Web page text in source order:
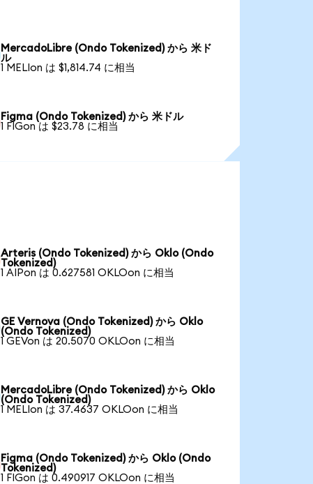
MercadoLibre (Ondo Tokenized) から 米ド
ル
1 MELIon は $1,814.74 に相当
Figma (Ondo Tokenized) から 米ドル
1 FIGon は $23.78 に相当
Arteris (Ondo Tokenized) から Oklo (Ondo
Tokenized)
1 AIPon は 0.627581 OKLOon に相当
GE Vernova (Ondo Tokenized) から Oklo
(Ondo Tokenized)
1 GEVon は 20.5070 OKLOon に相当
MercadoLibre (Ondo Tokenized) から Oklo
(Ondo Tokenized)
1 MELIon は 37.4637 OKLOon に相当
Figma (Ondo Tokenized) から Oklo (Ondo
Tokenized)
1 FIGon は 0.490917 OKLOon に相当